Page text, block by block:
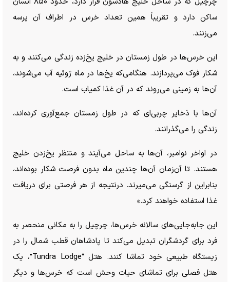
ساکن دارد و تقریباً همین تعداد خرس در اطراف آن پرسه
می‌زنند.
این خرس‌ها در طول زمستان در خلیج یخ‌زده زندگی می‌کنند و به
شکار فوک می‌پردازند. هنگامی‌که یخ‌ها در ماه ژوئیه آب می‌شوند،
آن‌ها به زمینی می‌روند که در آن غذا کمیاب است.
آن‌ها با ذخایر چربی‌ای که در طول زمستان جمع‌آوری کرده‌اند،
زندگی را می‌گذرانند.
در اواخر نوامبر، آن‌ها به ساحل می‌آیند و منتظر یخ‌زدن خلیج
هستند. تا آن‌زمان آن‌ها چندین ماه بدون فرصت شکار بوده‌اند،
بنابراین از گرسنگی می‌میرند. درنتیجه از هر فرصتی برای دریافت
غذا استفاده خواهند کرد.»
این جابه‌جایی‌های سالانه خرس‌ها، چرچیل را به مکانی منحصر به
فرد برای گردشگران تبدیل می‌کند تا پادشاهان قطب شمال را در
زیستگاه طبیعی خود تماشا کنند. هتل “Tundra Lodge”، یک
هتل فصلی برای تماشای حیات وحش است که خرس‌ها و دیگر